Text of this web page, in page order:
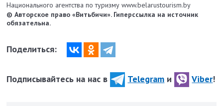
Национального агентства по туризму www.belarustourism.by
© Авторское право «Витьбичи». Гиперссылка на источник
обязательна.
Поделиться:
Подписывайтесь на нас в Telegram и Viber!